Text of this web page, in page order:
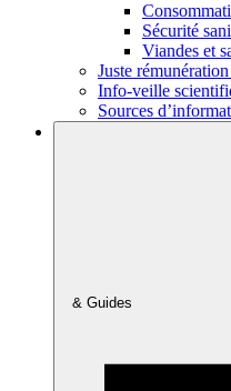
Sécurité
Viandes et
Juste
Info-veille
Sources
& Guides